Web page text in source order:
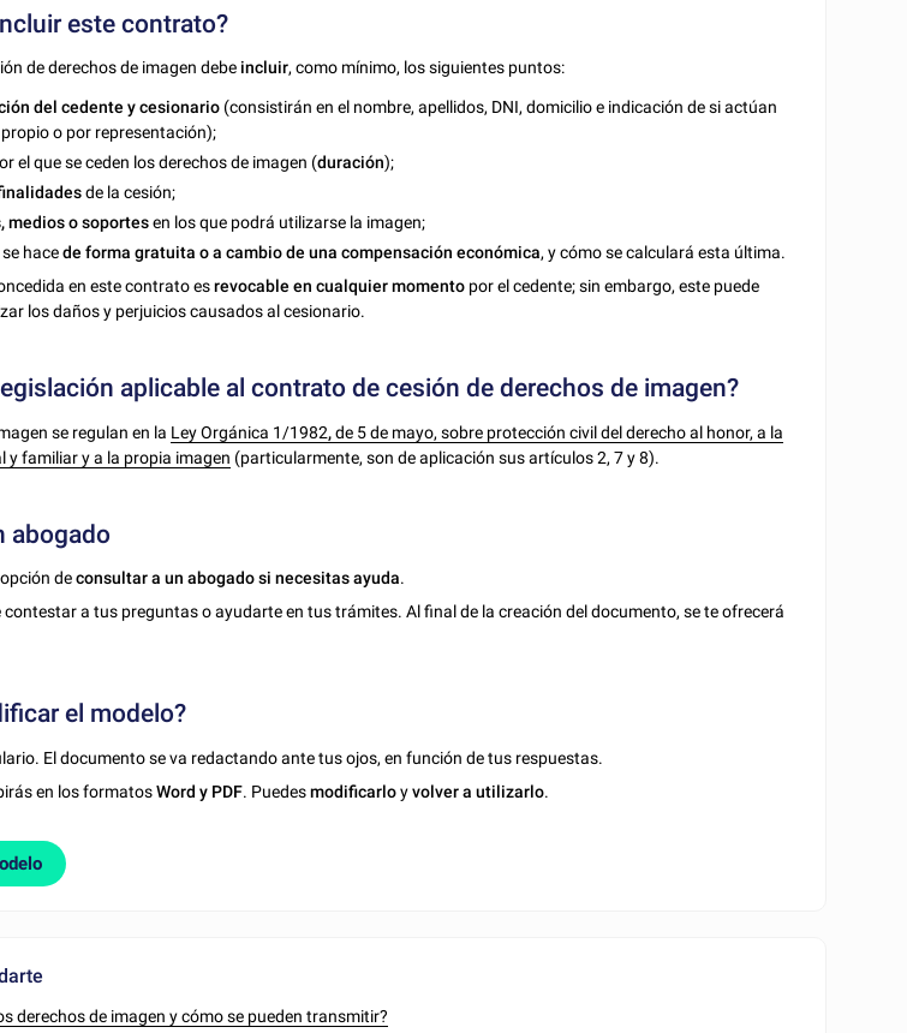
este contrato?
de derechos de imagen debe incluir, como mínimo, los siguientes puntos:
del cedente y cesionario (consistirán en el nombre, apellidos, DNI, domicilio e indicación de si actúan
o por representación);
el que se ceden los derechos de imagen (duración);
de la cesión;
medios o soportesen los que podrá utilizarse la imagen;
se hacede forma gratuita o a cambio de una compensación económica, y cómo se calculará esta última.
en este contrato esrevocable en cualquier momento por el cedente; sin embargo, este puede
los daños y perjuicios causados al cesionario.
aplicable al contrato de cesión de derechos de imagen?
se regulan en la Ley Orgánica 1/1982,de 5 de mayo, sobre protección civil del derecho al honor, a la
y familiar y a la propia imagen (particularmente, son de aplicación sus artículos 2, 7 y 8).
abogado
deconsultar a un abogado si necesitas ayuda.
contestar a tus preguntas o ayudarte en tus trámites. Al final de la creación del documento, se te ofrecerá
el modelo?
El documento se va redactando ante tus ojos, en función de tus respuestas.
en los formatosWord y PDF. Puedesmodificarloyvolver a utilizarlo.
derechos de imagen y cómo se pueden transmitir?